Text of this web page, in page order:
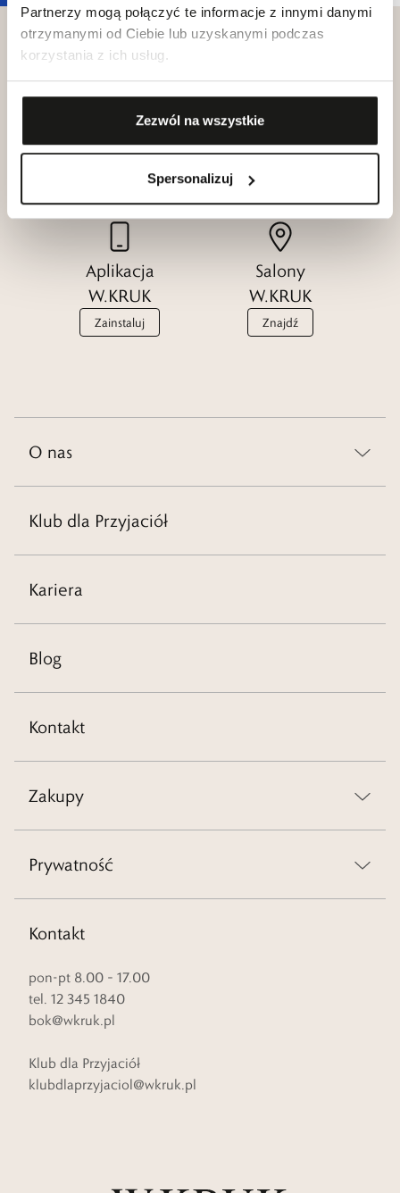
Partnerzy mogą połączyć te informacje z innymi danymi
otrzymanymi od Ciebie lub uzyskanymi podczas
korzystania z ich usług.
Zezwól na wszystkie
Spersonalizuj
Przyjaciół
W.KRUK
Katalogi
W.KRUK
Aplikacja
W.KRUK
Zainstaluj
Salony
W.KRUK
Znajdź
O nas
Klub dla Przyjaciół
Kariera
Blog
Kontakt
Zakupy
Prywatność
Kontakt
pon-pt 8.00 – 17.00
tel. 12 345 1840
bok@wkruk.pl
Klub dla Przyjaciół
klubdlaprzyjaciol@wkruk.pl